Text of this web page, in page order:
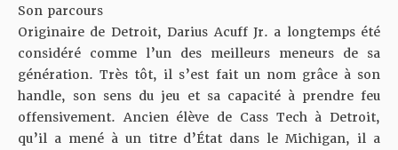
Son parcours
Originaire de Detroit, Darius Acuff Jr. a longtemps été
considéré comme l’un des meilleurs meneurs de sa
génération. Très tôt, il s’est fait un nom grâce à son
handle, son sens du jeu et sa capacité à prendre feu
offensivement. Ancien élève de Cass Tech à Detroit,
qu’il a mené à un titre d’État dans le Michigan, il a